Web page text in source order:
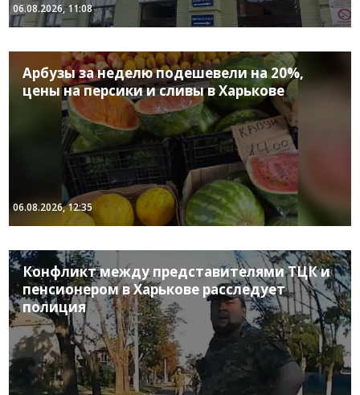
06.08.2026, 11:08
Арбузы за неделю подешевели на 20%,
цены на персики и сливы в Харькове
06.08.2026, 12:35
Конфликт между представителями ТЦК и
пенсионером в Харькове расследует
полиция